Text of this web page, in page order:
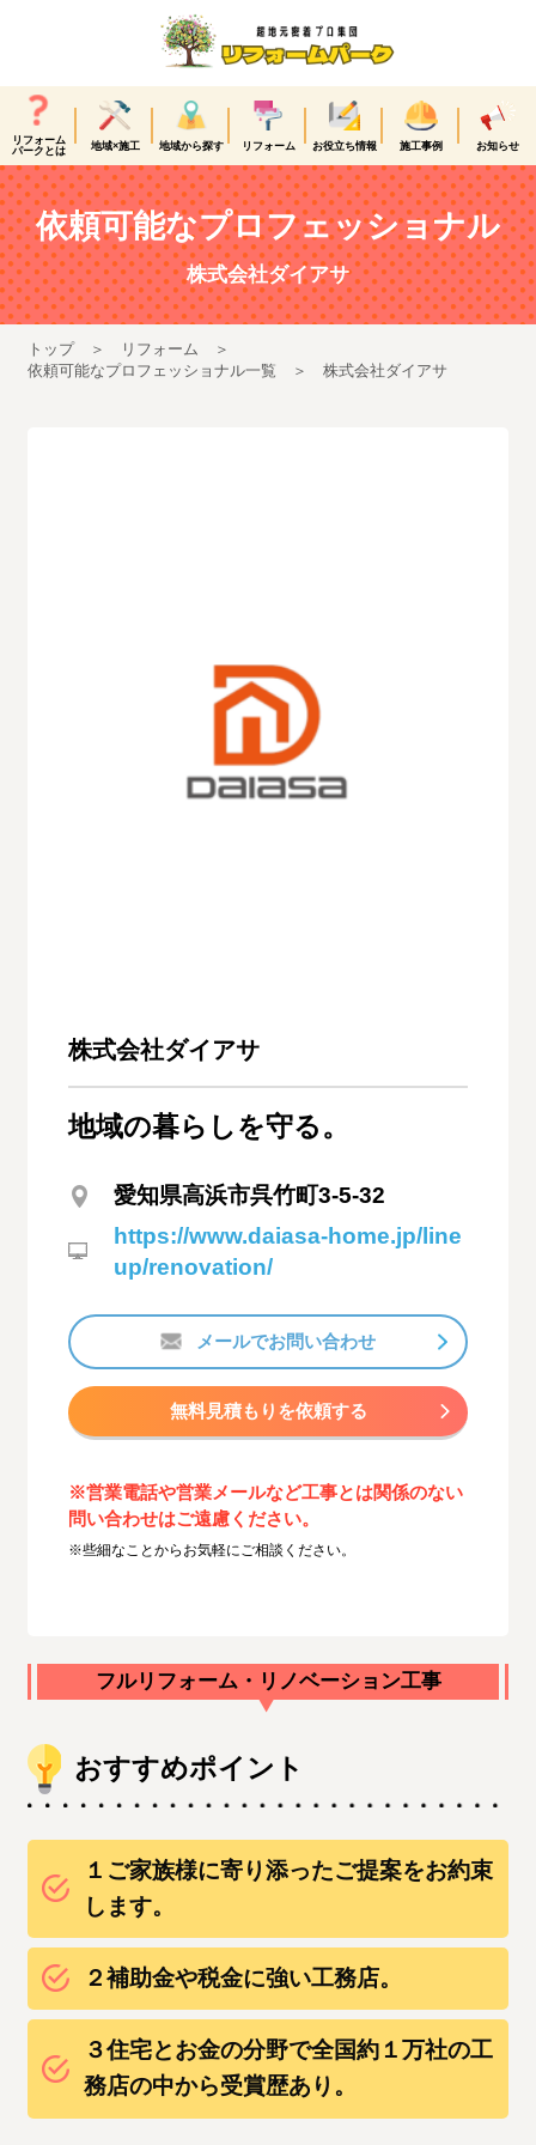
リフォーム
パークとは
地域×施工 地域から探す リフォーム お役立ち情報 施工事例 お知らせ
依頼可能なプロフェッショナル
株式会社ダイアサ
トップ
リフォーム
依頼可能なプロフェッショナル一覧
株式会社ダイアサ
株式会社ダイアサ
地域の暮らしを守る。
愛知県高浜市呉竹町3-5-32
https://www.daiasa-home.jp/line
up/renovation/
メールでお問い合わせ
無料見積もりを依頼する
※営業電話や営業メールなど工事とは関係のない
問い合わせはご遠慮ください。
※些細なことからお気軽にご相談ください。
フルリフォーム・リノベーション工事
おすすめポイント
１ご家族様に寄り添ったご提案をお約束
します。
２補助金や税金に強い工務店。
３住宅とお金の分野で全国約１万社の工
務店の中から受賞歴あり。